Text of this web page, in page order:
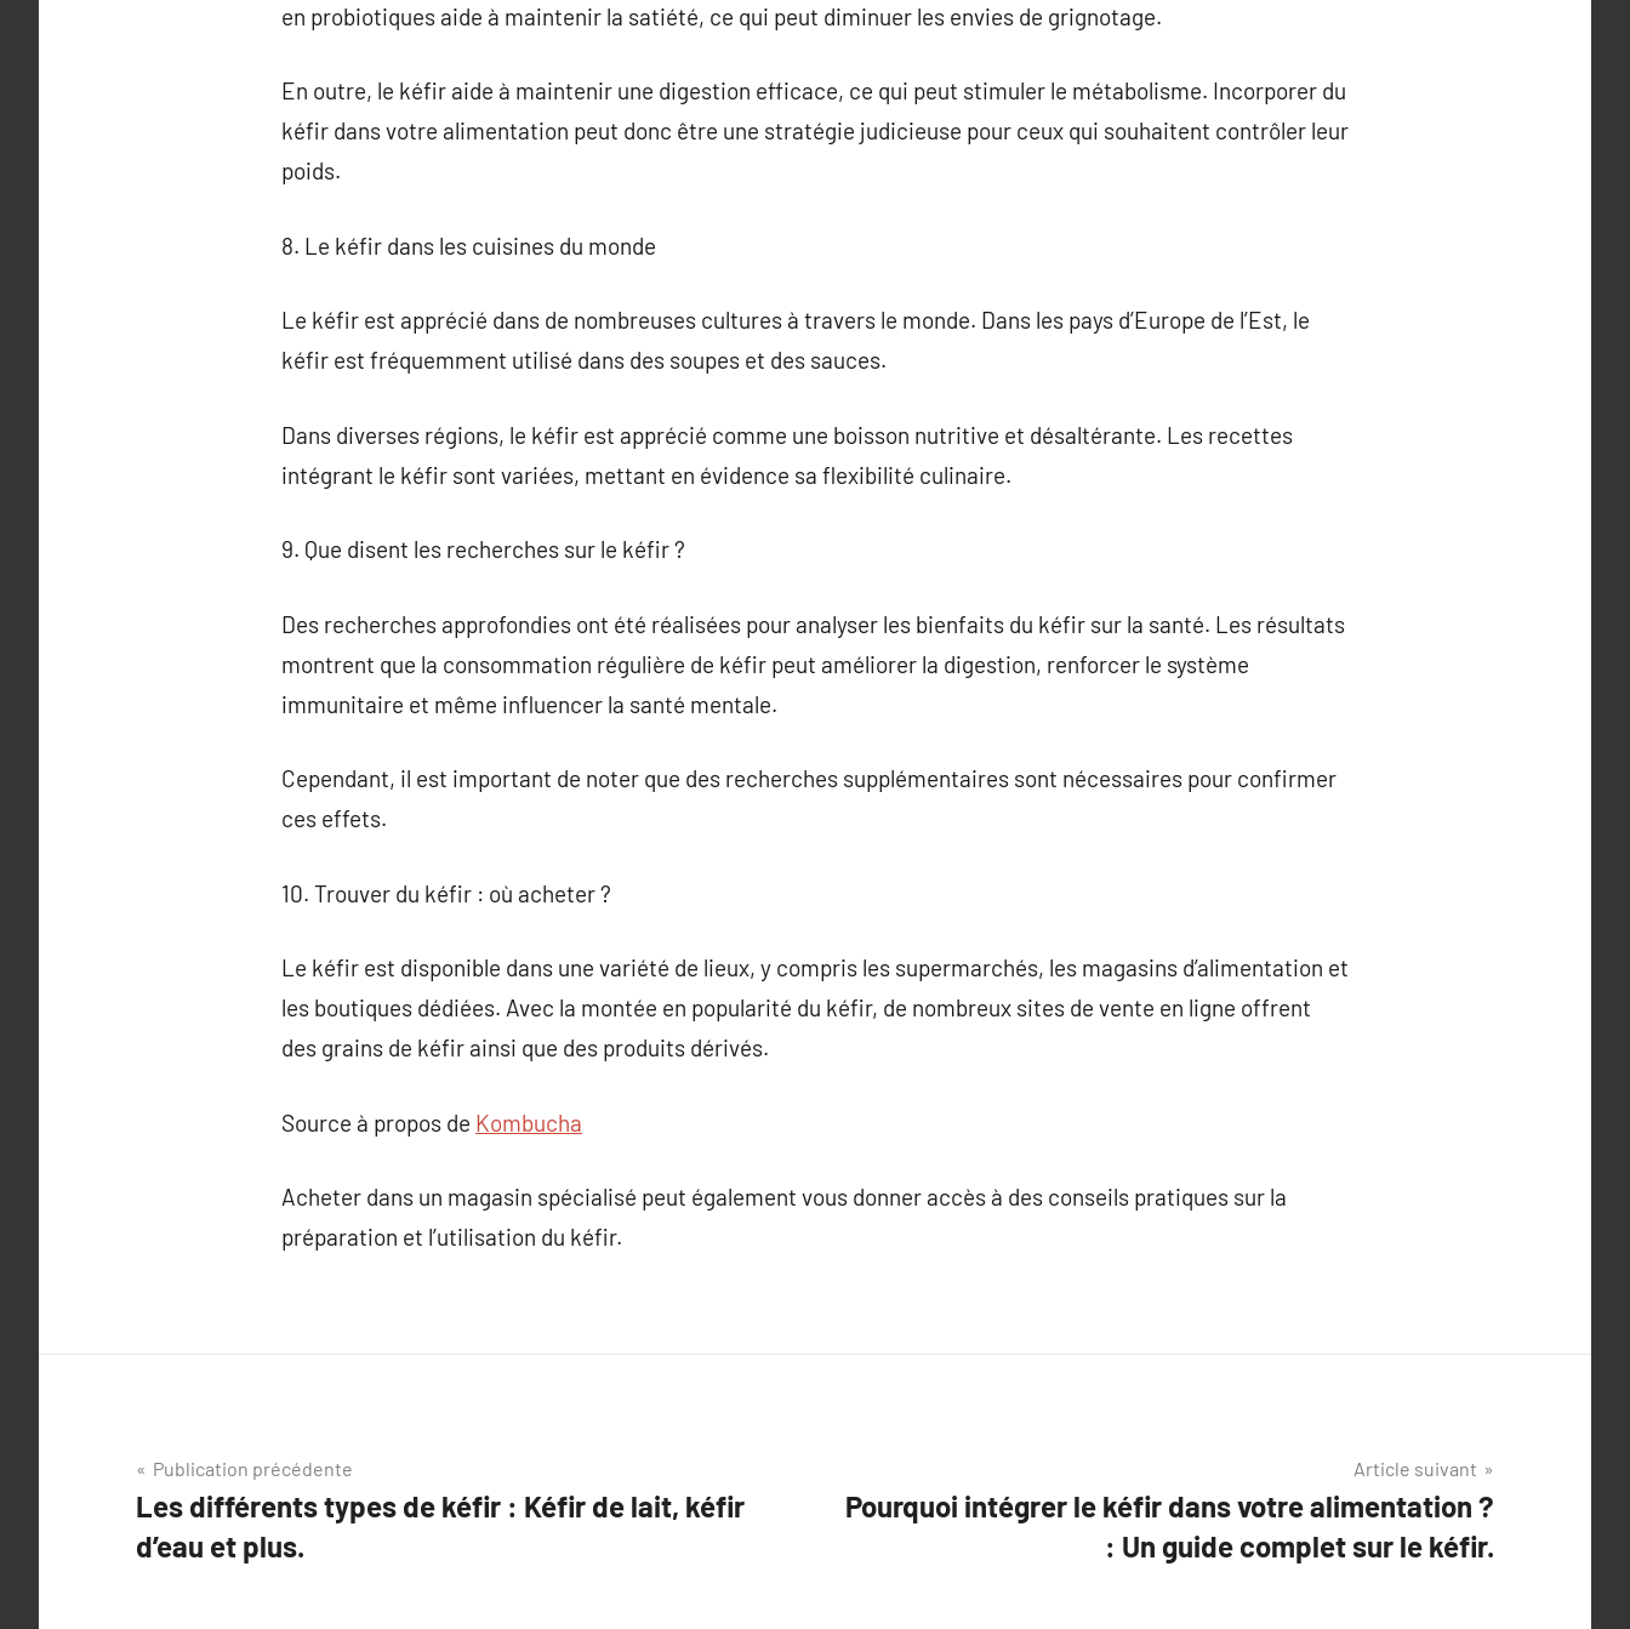
en probiotiques aide à maintenir la satiété, ce qui peut diminuer les envies de grignotage.
En outre, le kéfir aide à maintenir une digestion efficace, ce qui peut stimuler le métabolisme. Incorporer du
kéfir dans votre alimentation peut donc être une stratégie judicieuse pour ceux qui souhaitent contrôler leur
poids.
8. Le kéfir dans les cuisines du monde
Le kéfir est apprécié dans de nombreuses cultures à travers le monde. Dans les pays d’Europe de l’Est, le
kéfir est fréquemment utilisé dans des soupes et des sauces.
Dans diverses régions, le kéfir est apprécié comme une boisson nutritive et désaltérante. Les recettes
intégrant le kéfir sont variées, mettant en évidence sa flexibilité culinaire.
9. Que disent les recherches sur le kéfir ?
Des recherches approfondies ont été réalisées pour analyser les bienfaits du kéfir sur la santé. Les résultats
montrent que la consommation régulière de kéfir peut améliorer la digestion, renforcer le système
immunitaire et même influencer la santé mentale.
Cependant, il est important de noter que des recherches supplémentaires sont nécessaires pour confirmer
ces effets.
10. Trouver du kéfir : où acheter ?
Le kéfir est disponible dans une variété de lieux, y compris les supermarchés, les magasins d’alimentation et
les boutiques dédiées. Avec la montée en popularité du kéfir, de nombreux sites de vente en ligne offrent
des grains de kéfir ainsi que des produits dérivés.
Source à propos de Kombucha
Acheter dans un magasin spécialisé peut également vous donner accès à des conseils pratiques sur la
préparation et l’utilisation du kéfir.
Navigation
de
l’article
Publication précédente
Les différents types de kéfir : Kéfir de lait, kéfir
d’eau et plus.
Article suivant
Pourquoi intégrer le kéfir dans votre alimentation ?
: Un guide complet sur le kéfir.